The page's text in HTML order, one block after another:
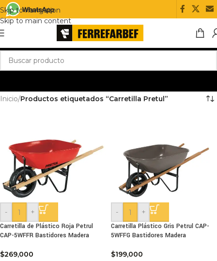
Skip to navigation
Skip to main content
Inicio/Productos etiquetados “Carretilla Pretul”
-
+
Carretilla de Plástico Roja Petrul
CAP-5WFFR Bastidores Madera
$269,000
-
+
Carretilla Plástico Gris Petrul CAP-
5WFFG Bastidores Madera
$199,000